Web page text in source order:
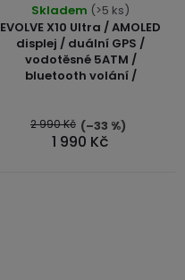
EVOLVE X10 Ultra / AMOLED
displej / duální GPS /
vodotěsné 5ATM /
bluetooth volání /
hodnocení
produktu
je
4,0
5
hvězdiček.
Skladem (>5 ks)
1 990 Kč
2 990 Kč (–33 %)